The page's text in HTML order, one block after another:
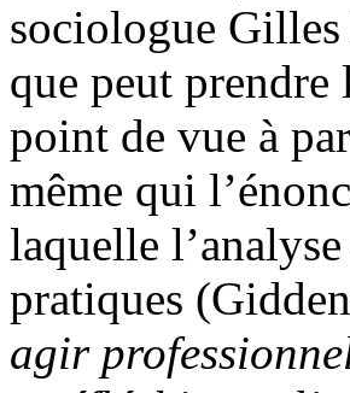
sociologue
que peut
point de vue à
même qui
laquelle
pratiques
agir